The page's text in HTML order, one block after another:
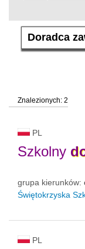
język
status uczelni
Znalezionych: 2
PL
Szkolny
grupa kierunków:
Świętokrzyska
PL